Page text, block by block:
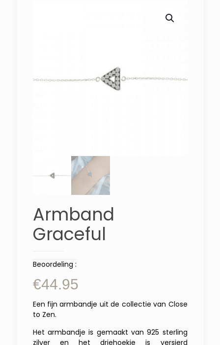
Armband
Graceful
Beoordeling :
€44.95
Een fijn armbandje uit de collectie van Close
to Zen.
Het armbandje is gemaakt van 925 sterling
zilver en het driehoekje is versierd